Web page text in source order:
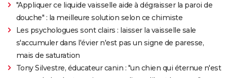
"Appliquer ce liquide vaisselle aide à dégraisser la paroi de
douche" : la meilleure solution selon ce chimiste
Les psychologues sont clairs : laisser la vaisselle sale
s'accumuler dans l'évier n'est pas un signe de paresse,
mais de saturation
Tony Silvestre, éducateur canin : "un chien qui éternue n'est